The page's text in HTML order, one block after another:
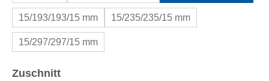
15/193/193/15 mm 15/235/235/15 mm
15/297/297/15 mm
Zuschnittauswählen